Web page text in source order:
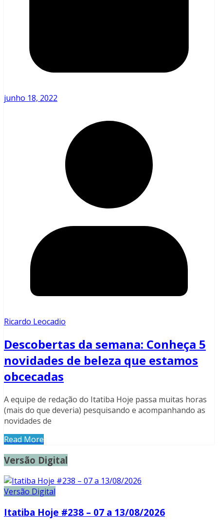
junho 18, 2022
Ricardo Leocadio
Descobertas da semana: Conheça 5
novidades de beleza que estamos
obcecadas
A equipe de redação do Itatiba Hoje passa muitas horas
(mais do que deveria) pesquisando e acompanhando as
novidades de
Read More
Versão Digital
Versão Digital
Itatiba Hoje #238 – 07 a 13/08/2026